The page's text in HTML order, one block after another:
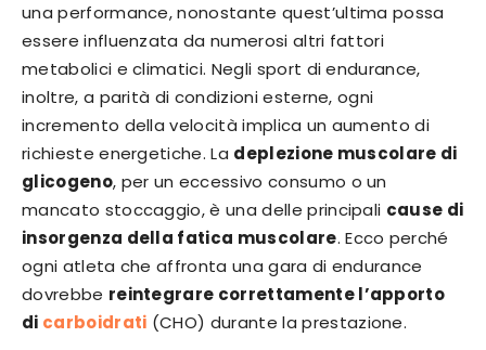
una performance, nonostante quest’ultima possa
essere influenzata da numerosi altri fattori
metabolici e climatici. Negli sport di endurance,
inoltre, a parità di condizioni esterne, ogni
incremento della velocità implica un aumento di
richieste energetiche. La deplezione muscolare di
glicogeno, per un eccessivo consumo o un
mancato stoccaggio, è una delle principali cause di
insorgenza della fatica muscolare. Ecco perché
ogni atleta che affronta una gara di endurance
dovrebbe reintegrare correttamente l’apporto
di carboidrati (CHO) durante la prestazione.